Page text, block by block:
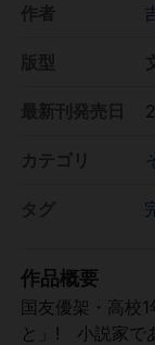
作品概要
国友優架・高校
と」! 小説家で